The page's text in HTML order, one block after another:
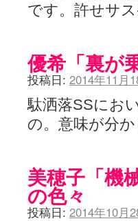
です。許せサ
優希「裏が
投稿日: 2014年11月
駄洒落SSにお
の。意味が分
美穂子「機
の色々
投稿日: 2014年10月